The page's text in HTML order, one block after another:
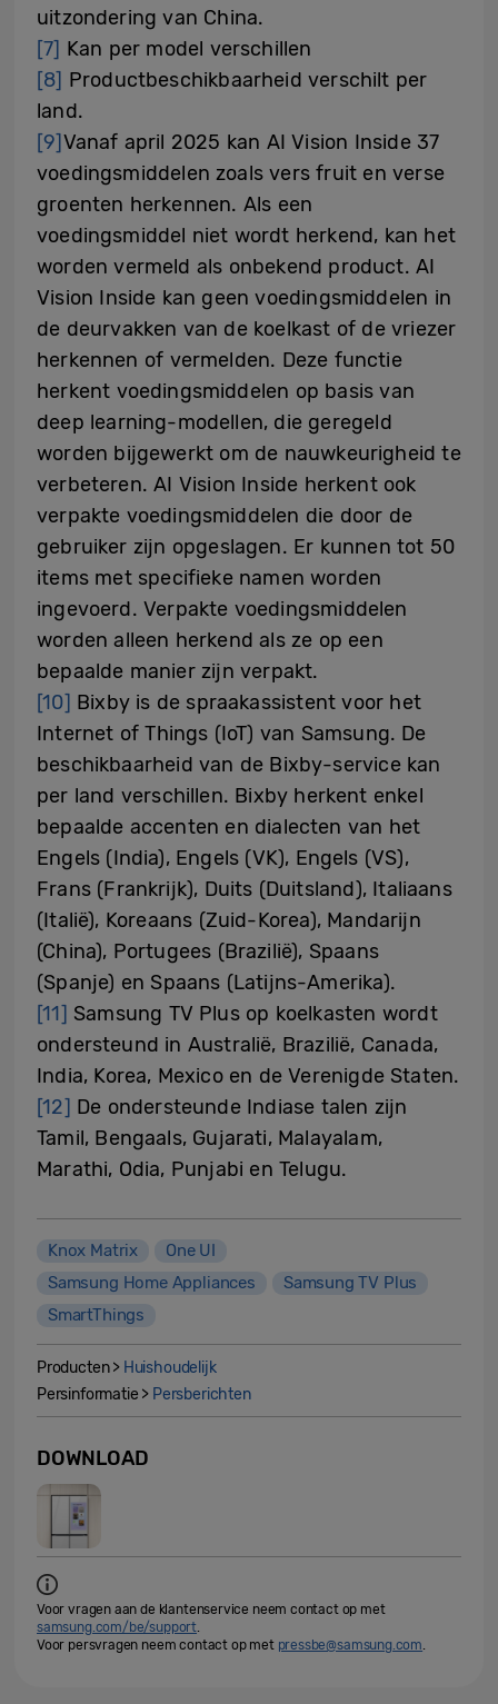
uitzondering van China.
[7] Kan per model verschillen
[8] Productbeschikbaarheid verschilt per
land.
[9]Vanaf april 2025 kan AI Vision Inside 37
voedingsmiddelen zoals vers fruit en verse
groenten herkennen. Als een
voedingsmiddel niet wordt herkend, kan het
worden vermeld als onbekend product. AI
Vision Inside kan geen voedingsmiddelen in
de deurvakken van de koelkast of de vriezer
herkennen of vermelden. Deze functie
herkent voedingsmiddelen op basis van
deep learning-modellen, die geregeld
worden bijgewerkt om de nauwkeurigheid te
verbeteren. AI Vision Inside herkent ook
verpakte voedingsmiddelen die door de
gebruiker zijn opgeslagen. Er kunnen tot 50
items met specifieke namen worden
ingevoerd. Verpakte voedingsmiddelen
worden alleen herkend als ze op een
bepaalde manier zijn verpakt.
[10] Bixby is de spraakassistent voor het
Internet of Things (IoT) van Samsung. De
beschikbaarheid van de Bixby-service kan
per land verschillen. Bixby herkent enkel
bepaalde accenten en dialecten van het
Engels (India), Engels (VK), Engels (VS),
Frans (Frankrijk), Duits (Duitsland), Italiaans
(Italië), Koreaans (Zuid-Korea), Mandarijn
(China), Portugees (Brazilië), Spaans
(Spanje) en Spaans (Latijns-Amerika).
[11] Samsung TV Plus op koelkasten wordt
ondersteund in Australië, Brazilië, Canada,
India, Korea, Mexico en de Verenigde Staten.
[12] De ondersteunde Indiase talen zijn
Tamil, Bengaals, Gujarati, Malayalam,
Marathi, Odia, Punjabi en Telugu.
Knox Matrix
One UI
Samsung Home Appliances
Samsung TV Plus
SmartThings
Producten > Huishoudelijk
Persinformatie > Persberichten
DOWNLOAD
Voor vragen aan de klantenservice neem contact op met
samsung.com/be/support.
Voor persvragen neem contact op met pressbe@samsung.com.